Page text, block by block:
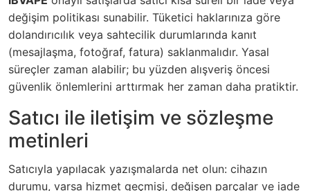
değişim politikası sunabilir. Tüketici haklarınıza göre
dolandırıcılık veya sahtecilik durumlarında kanıt
(mesajlaşma, fotoğraf, fatura) saklanmalıdır. Yasal
süreçler zaman alabilir; bu yüzden alışveriş öncesi
güvenlik önlemlerini arttırmak her zaman daha pratiktir.
Satıcı ile iletişim ve sözleşme
metinleri
Satıcıyla yapılacak yazışmalarda net olun: cihazın
durumu, varsa hizmet geçmişi, değişen parçalar ve iade